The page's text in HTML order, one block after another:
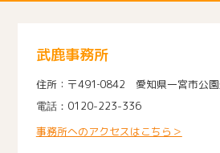
武鹿事務所
〒491‐0842 愛知県一宮市公
0120-223-336
事務所へのアクセスはこちら＞